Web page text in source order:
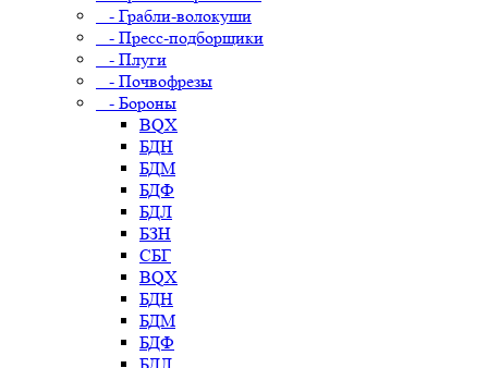
- Грабли-волокуши
- Пресс-подборщики
- Плуги
- Почвофрезы
- Бороны
BQX
БДН
БДМ
БДФ
БДЛ
БЗН
СБГ
BQX
БДН
БДМ
БДФ